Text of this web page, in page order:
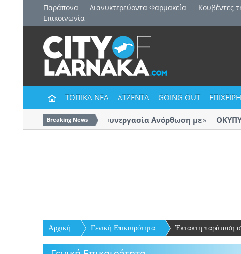
Παράπονα Διανυκτερεύοντα Φαρμακεία Kουβέντες
Επικοινωνία
ΤΟΠΙΚΑ ΝΕΑ ΑΤΖΕΝΤΑ GOING OUT
Breaking News
Και επίσημα η συνεργασία Ανόρθωση με
ΟΚΥΠΥ:
Λάρνακας
Αρχική Γενική Επικαιρότητα Έκτακτη παράταση